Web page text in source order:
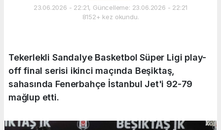
23.06.2026 - 22:21, Güncelleme: 23.06.2026 - 22:21
8152+ kez okundu.
Tekerlekli Sandalye Basketbol Süper Ligi play-
off final serisi ikinci maçında Beşiktaş,
sahasında Fenerbahçe İstanbul Jet'i 92-79
mağlup etti.